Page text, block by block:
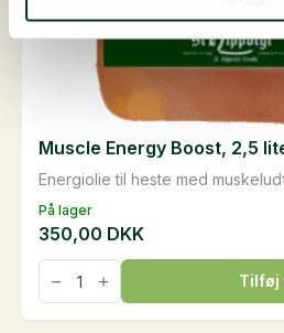
På lager
Energiolie til heste med
Muscle Energy Boost, 2,5
350,00 DKK
Muscle
Energy
Boost,
2,5
Tilføj